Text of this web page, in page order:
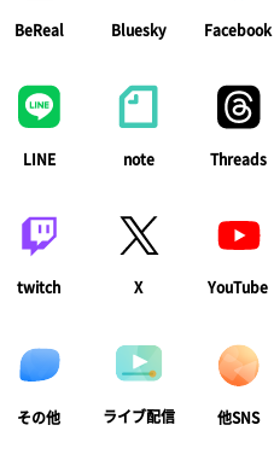
BeReal Bluesky Facebook
LINE note Threads
twitch X YouTube
その他 ライブ配信 他SNS